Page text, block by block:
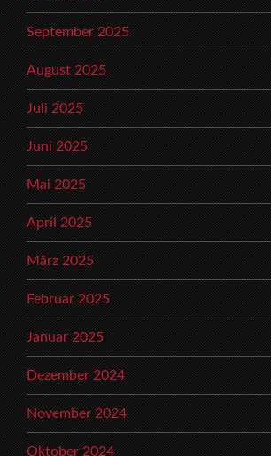
September 2025
August 2025
Juli 2025
Juni 2025
Mai 2025
April 2025
März 2025
Februar 2025
Januar 2025
Dezember 2024
November 2024
Oktober 2024